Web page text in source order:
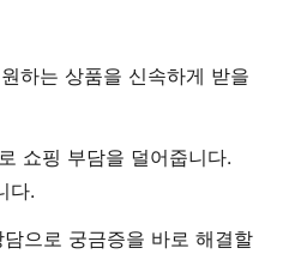
하는 상품을 신속하게 받을
쇼핑 부담을 덜어줍니다.
다.
담으로 궁금증을 바로 해결할